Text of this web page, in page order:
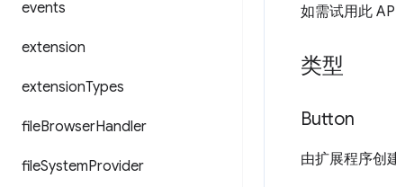
events
extension
extensionTypes
fileBrowserHandler
fileSystemProvider
如需试用此
类型
Button
由扩展程序创